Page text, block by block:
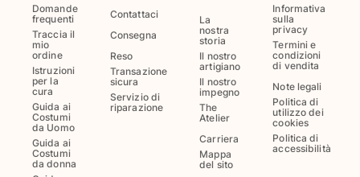
Domande
frequenti
Traccia il
mio
ordine
Istruzioni
per la
cura
Guida ai
Costumi
da Uomo
Guida ai
Costumi
da donna
Contattaci
Consegna
Reso
Transazione
sicura
Servizio di
riparazione
La
nostra
storia
Il nostro
artigiano
Il nostro
impegno
The
Atelier
Carriera
Mappa
del sito
Informativa
sulla
privacy
Termini e
condizioni
di vendita
Note legali
Politica di
utilizzo dei
cookies
Politica di
accessibilità